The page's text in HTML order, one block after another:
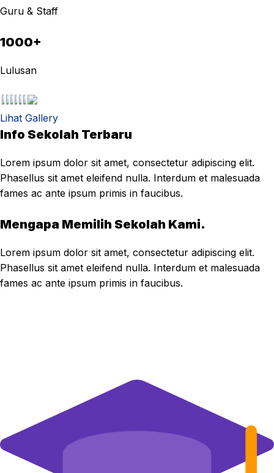
Guru & Staff
1000+
Lulusan
Lihat Gallery
Info Sekolah Terbaru
Lorem ipsum dolor sit amet, consectetur adipiscing elit.
Phasellus sit amet eleifend nulla. Interdum et malesuada
fames ac ante ipsum primis in faucibus.
Mengapa Memilih Sekolah Kami.
Lorem ipsum dolor sit amet, consectetur adipiscing elit.
Phasellus sit amet eleifend nulla. Interdum et malesuada
fames ac ante ipsum primis in faucibus.